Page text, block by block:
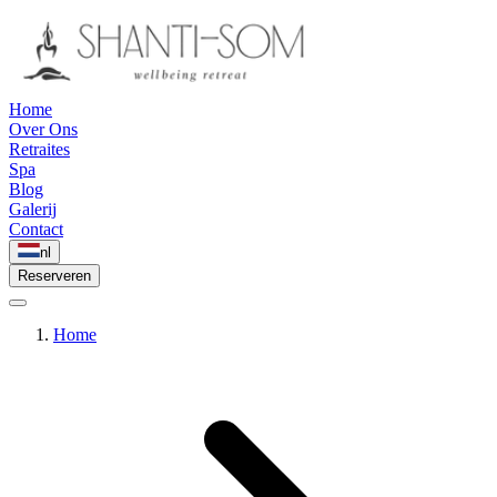
Home
Over Ons
Retraites
Spa
Blog
Galerij
Contact
nl
Reserveren
Home